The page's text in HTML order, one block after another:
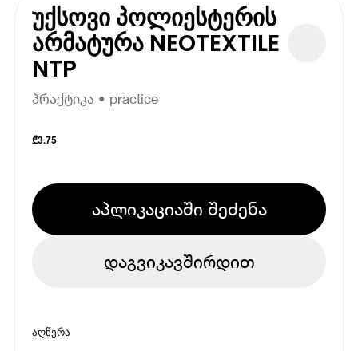
უქსოვი პოლიესტერის
არმატურა NEOTEXTILE
NTP
პრაქტიკა • practice
₾3.75
აპლიკაციაში შეძენა
დაგვიკავშირდით
აღწერა